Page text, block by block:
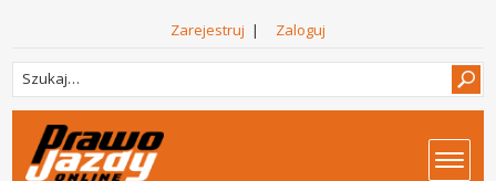
Zarejestruj | Zaloguj